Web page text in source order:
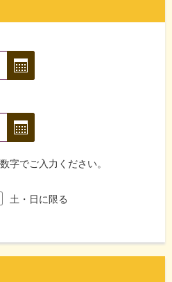
字でご入力ください。
土・日に限る